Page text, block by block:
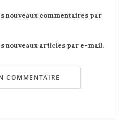
nouveaux commentaires par
nouveaux articles par e-mail.